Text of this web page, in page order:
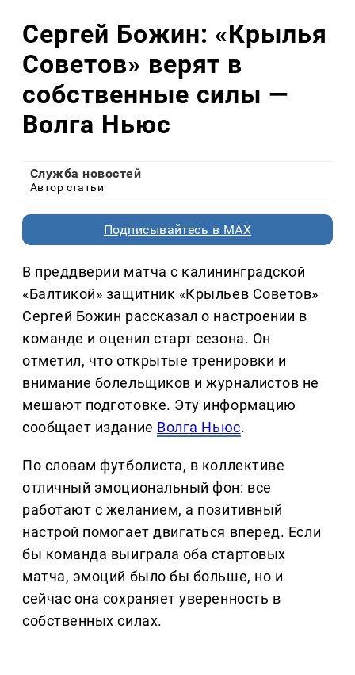
Сергей Божин: «Крылья
Советов» верят в
собственные силы —
Волга Ньюс
Служба новостей
Автор статьи
Подписывайтесь в MAX
В преддверии матча с калининградской
«Балтикой» защитник «Крыльев Советов»
Сергей Божин рассказал о настроении в
команде и оценил старт сезона. Он
отметил, что открытые тренировки и
внимание болельщиков и журналистов не
мешают подготовке. Эту информацию
сообщает издание Волга Ньюс.
По словам футболиста, в коллективе
отличный эмоциональный фон: все
работают с желанием, а позитивный
настрой помогает двигаться вперед. Если
бы команда выиграла оба стартовых
матча, эмоций было бы больше, но и
сейчас она сохраняет уверенность в
собственных силах.